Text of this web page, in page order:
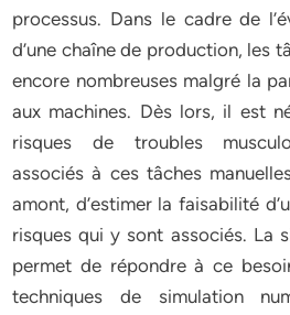
processus. Dans le cadre de
d’une chaîne de production, les
encore nombreuses malgré la
aux machines. Dès lors, il est
risques de troubles
associés à ces tâches
amont, d’estimer la faisabilité
risques qui y sont associés. La
permet de répondre à ce
techniques de simulation